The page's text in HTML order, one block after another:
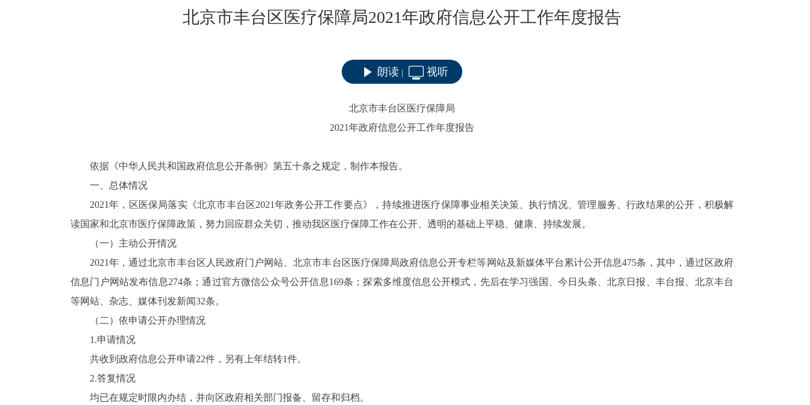
北京市丰台区医疗保障局2021年政府信息公开工作年度报告
朗读 视听
北京市丰台区医疗保障局
2021年政府信息公开工作年度报告
依据《中华人民共和国政府信息公开条例》第五十条之规定，制作本报告。
一
总体情况
2021年 ， 区医保局落实《北京市丰台区2021年政务公开工作要点》 ，持续推进医疗保障事业相关决策 、执行情况 、管理服务、行政结果的公开， 积极解
读国家和北京市医疗保障政策， 努力 回应群众关切， 推动我区医疗保障工作在公开、透明的基础上平稳 健康
持续发展。
（一）主动公开情况
2021年，通过北京市丰台区人民政府门户网站、北京市丰台区医疗保障局政府信息公开专栏等网站及新媒体平台 累计公开信息475条 ， 其中 ， 通过区政府
信息门户网站发布信息274条；通过官方微信公众号公开信息169条 ；探索多维度信息公开模式，先后在学习强国、今日头条、北京日报、丰台报、北京丰台
等网站、杂志、媒体刊发新闻32条。
（二）依申请公开办理情况
1.申请情况
共收到 政府信息公开申请22件 ，另有上年结转1件。
2.答复情况
均已在规定时限内办结，并向区政府相关部门报备、留存和归档。